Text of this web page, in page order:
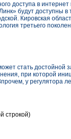
доступа в
будут доступны в
Кировская
третьего
стать
при которой
у регулятора
строкой)